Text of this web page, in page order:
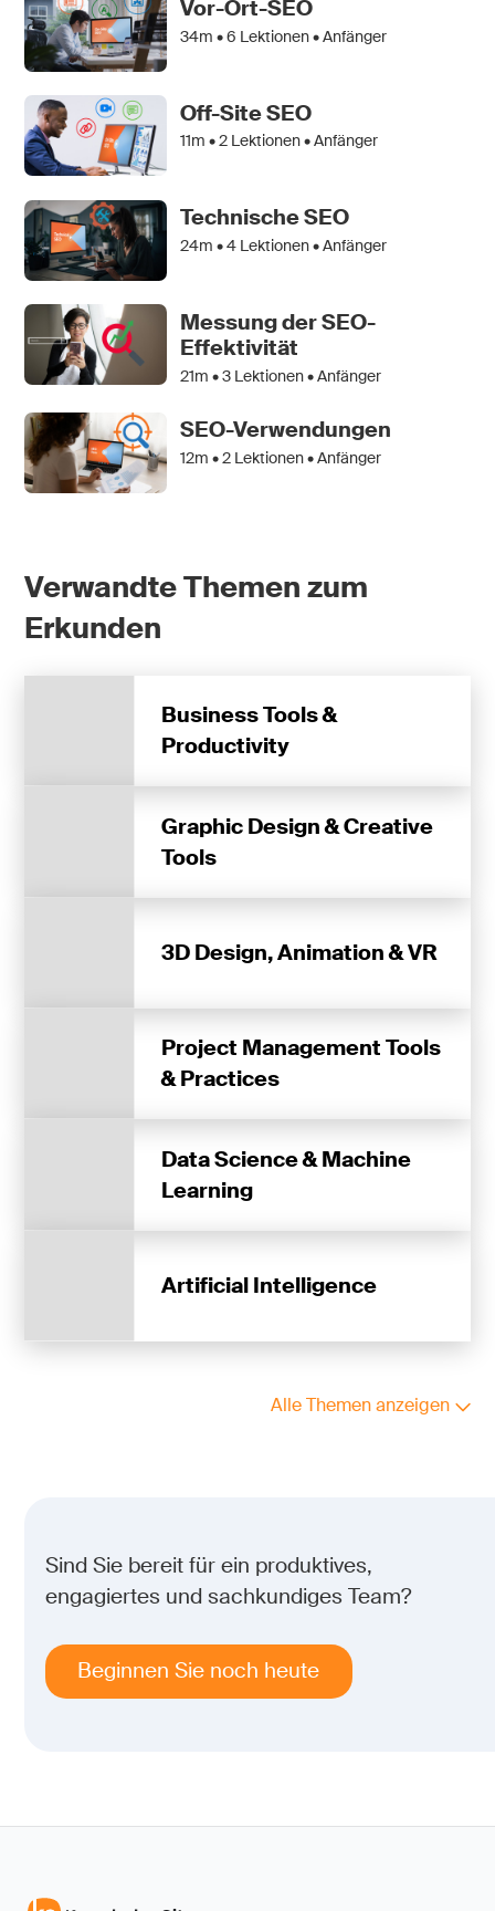
Vor-Ort-SEO
34m •6 Lektionen • Anfänger
Off-Site SEO
11m •2 Lektionen • Anfänger
Technische SEO
24m •4 Lektionen • Anfänger
Messung der SEO-
Effektivität
21m •3 Lektionen • Anfänger
SEO-Verwendungen
12m •2 Lektionen • Anfänger
Verwandte Themen zum
Erkunden
Business Tools &
Productivity
Graphic Design & Creative
Tools
3D Design, Animation & VR
Project Management Tools
& Practices
Data Science & Machine
Learning
Artificial Intelligence
Alle Themen anzeigen
Sind Sie bereit für ein produktives,
engagiertes und sachkundiges Team?
Beginnen Sie noch heute